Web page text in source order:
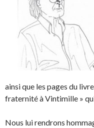
ainsi que les pages du
fraternité à Vintimille »
Nous lui rendrons